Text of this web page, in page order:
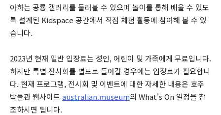
아하는 공룡 갤러리를 둘러볼 수 있으며 놀이를 통해 배울 수 있도
록 설계된 Kidspace 공간에서 직접 체험 활동에 참여해 볼 수 있
습니다.
2023년 현재 일반 입장료는 성인, 어린이 및 가족에게 무료입니다.
하지만 특별 전시회를 별도로 들어갈 경우에는 입장료가 필요합니
다. 현재 프로그램, 전시회 및 이벤트에 대한 자세한 내용은 호주
박물관 웹사이트 australian.museum의 What's On 일정을 참
조하시면 됩니다.